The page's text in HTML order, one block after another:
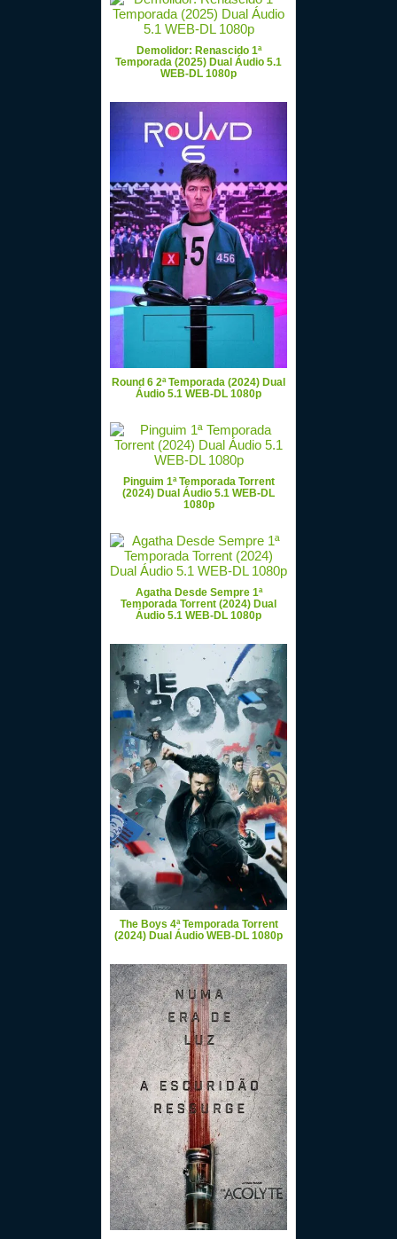
Demolidor: Renascido 1ª
Temporada (2025) Dual Áudio 5.1
WEB-DL 1080p
Round 6 2ª Temporada (2024) Dual
Áudio 5.1 WEB-DL 1080p
Pinguim 1ª Temporada Torrent
(2024) Dual Áudio 5.1 WEB-DL
1080p
Agatha Desde Sempre 1ª
Temporada Torrent (2024) Dual
Áudio 5.1 WEB-DL 1080p
The Boys 4ª Temporada Torrent
(2024) Dual Áudio WEB-DL 1080p